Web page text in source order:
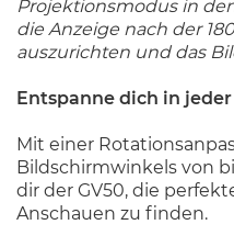
Projektionsmodus in
die Anzeige nach der
auszurichten und das
Entspanne dich in
Mit einer
Bildschirmwinkels von
dir der GV50, die
Anschauen zu finden.